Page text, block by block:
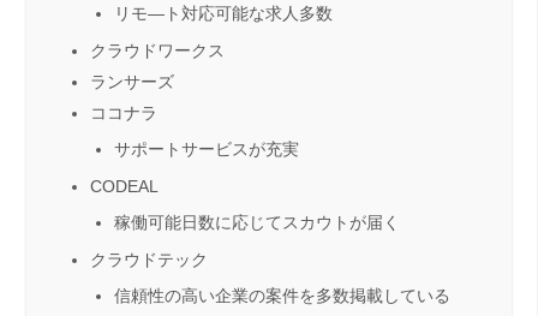
リモ―ト対応可能な求人多数
クラウドワークス
ランサーズ
ココナラ
サポートサービスが充実
CODEAL
稼働可能日数に応じてスカウトが届く
クラウドテック
信頼性の高い企業の案件を多数掲載している